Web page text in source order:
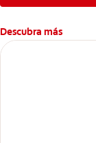
Descubra más